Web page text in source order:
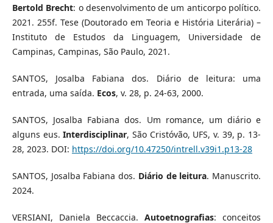
Bertold Brecht: o desenvolvimento de um anticorpo político.
2021. 255f. Tese (Doutorado em Teoria e História Literária) –
Instituto de Estudos da Linguagem, Universidade de
Campinas, Campinas, São Paulo, 2021.
SANTOS, Josalba Fabiana dos. Diário de leitura: uma
entrada, uma saída. Ecos, v. 28, p. 24-63, 2000.
SANTOS, Josalba Fabiana dos. Um romance, um diário e
alguns eus.Interdisciplinar, São Cristóvão, UFS, v. 39, p. 13-
28, 2023. DOI: https://doi.org/10.47250/intrell.v39i1.p13-28
SANTOS, Josalba Fabiana dos. Diário de leitura. Manuscrito.
2024.
VERSIANI, Daniela Beccaccia.Autoetnografias: conceitos